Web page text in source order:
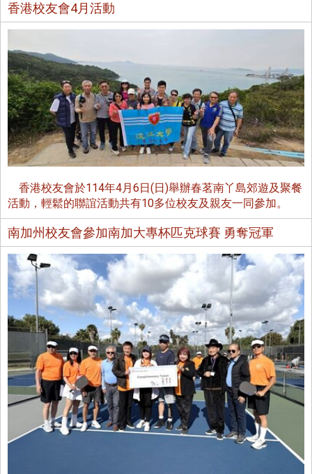
香港校友會4月活動
香港校友會於114年4月6日(日)舉辦春茗南丫島郊遊及聚餐
活動，輕鬆的聯誼活動共有10多位校友及親友一同參加。
南加州校友會參加南加大專杯匹克球賽 勇奪冠軍